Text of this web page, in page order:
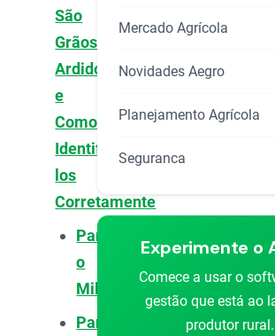
São
Grãos
Ardidos
e
Como
Identificá-
los
Corretamente
Para
o
Milho
Para
Mercado Agrícola
Novidades Aegro
Planejamento Agrícola
Seguranca
Experimente o
Comece a usar o
gestão que está ao
produtor rural.